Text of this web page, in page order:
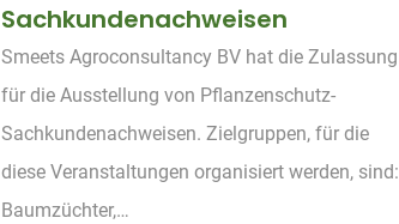
Sachkundenachweisen
Smeets Agroconsultancy BV hat die Zulassung
für die Ausstellung von Pflanzenschutz-
Sachkundenachweisen. Zielgruppen, für die
diese Veranstaltungen organisiert werden, sind:
Baumzüchter,…